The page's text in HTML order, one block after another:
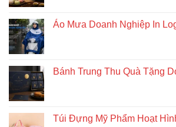
Áo Mưa Doanh Nghiệp In
Bánh Trung Thu Quà Tặng
Túi Đựng Mỹ Phẩm Hoạt